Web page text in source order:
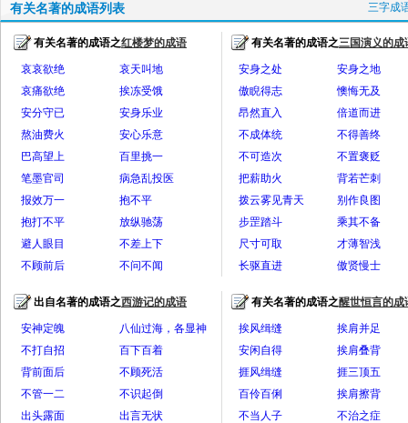
有关名著的成语列表 三字成
有关名著的成语之红楼梦的成语
哀哀欲绝
哀天叫地
哀痛欲绝
挨冻受饿
安分守已
安身乐业
熬油费火
安心乐意
巴高望上
百里挑一
笔墨官司
病急乱投医
报效万一
抱不平
抱打不平
放纵驰荡
避人眼目
不差上下
不顾前后
不问不闻
有关名著的成语之三国演义的成
安身之处
安身之地
傲睨得志
懊悔无及
昂然直入
倍道而进
不成体统
不得善终
不可造次
不置褒贬
把薪助火
背若芒刺
拨云雾见青天
别作良图
步罡踏斗
乘其不备
尺寸可取
才薄智浅
长驱直进
傲贤慢士
出自名著的成语之西游记的成语
全部>>
安神定魄
八仙过海，各显神
通
不打自招
百下百着
背前面后
不顾死活
不管一二
不识起倒
出头露面
出言无状
有关名著的成语之醒世恒言的成
挨风缉缝
挨肩并足
安闲自得
挨肩叠背
捱风缉缝
捱三顶五
百伶百俐
挨肩擦背
不当人子
不治之症